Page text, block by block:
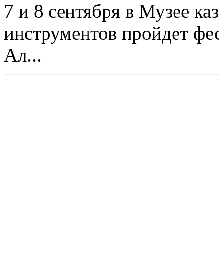
7 и 8 сентября в Музее
инструментов пройдет
Ал...